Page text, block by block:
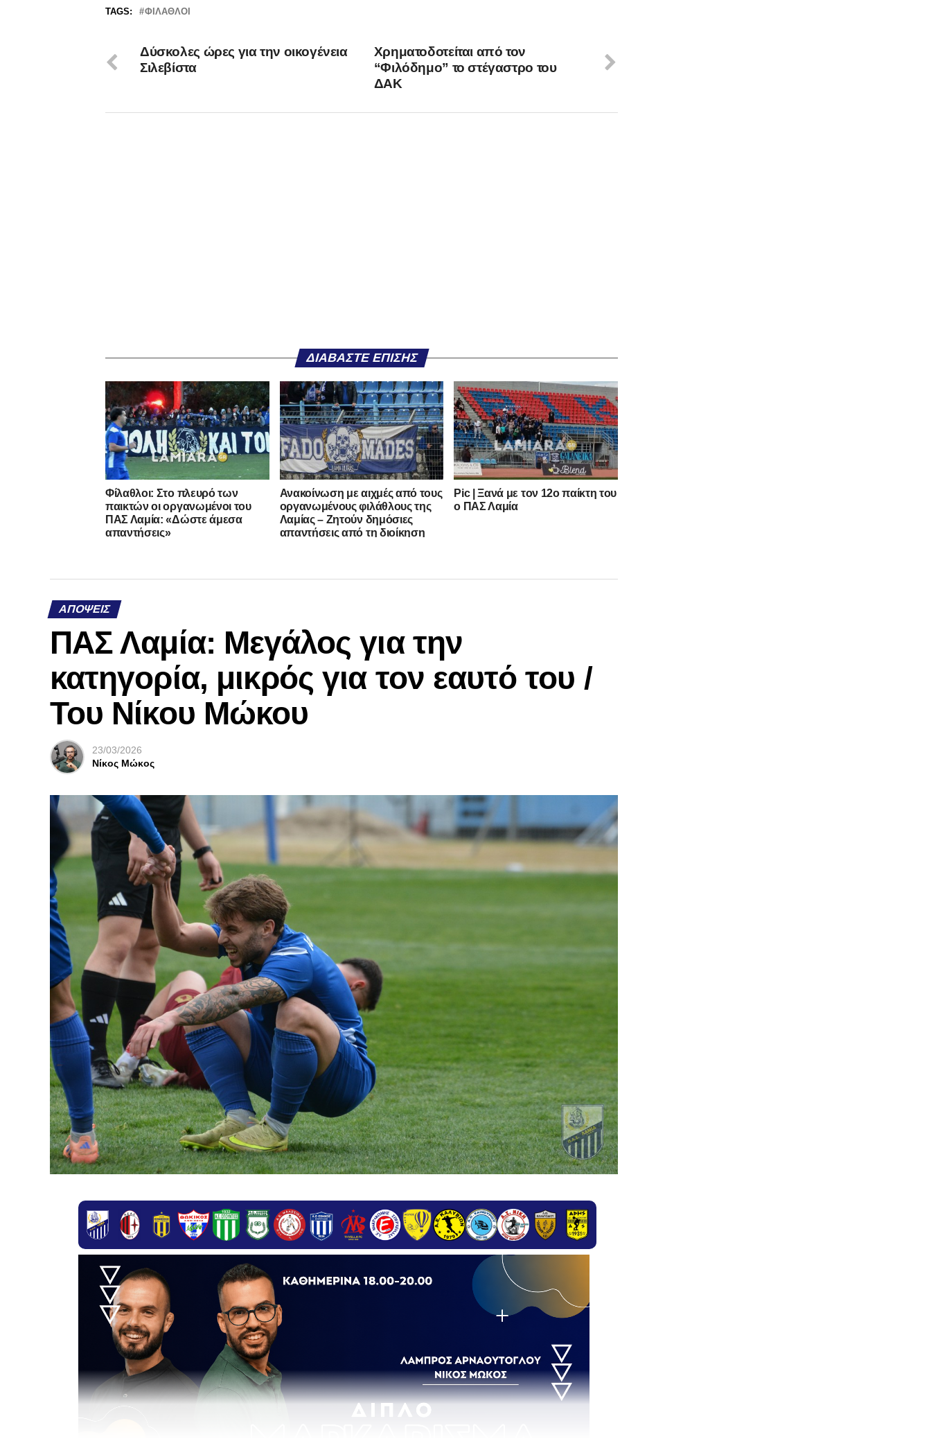
TAGS: ΦΊΛΑΘΛΟΙ
Χρηματοδοτείται από τον
“Φιλόδημο” το στέγαστρο του
ΔΑΚ
Δύσκολες ώρες για την οικογένεια
Σιλεβίστα
ΔΙΑΒΆΣΤΕ ΕΠΊΣΗΣ
Φίλαθλοι: Στο πλευρό των
παικτών οι οργανωμένοι του
ΠΑΣ Λαμία: «Δώστε άμεσα
απαντήσεις»
Ανακοίνωση με αιχμές από τους
οργανωμένους φιλάθλους της
Λαμίας – Ζητούν δημόσιες
απαντήσεις από τη διοίκηση
Pic | Ξανά με τον 12ο παίκτη του
ο ΠΑΣ Λαμία
ΑΠΌΨΕΙΣ
ΠΑΣ Λαμία: Μεγάλος για την
κατηγορία, μικρός για τον εαυτό του /
Του Νίκου Μώκου
23/03/2026
Νίκος Μώκος